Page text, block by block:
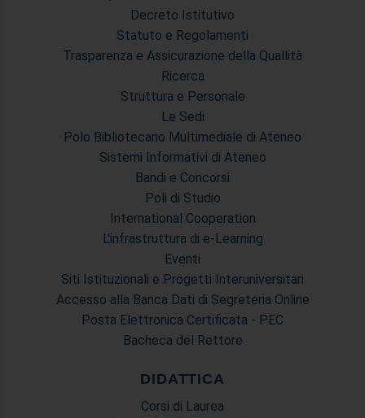
Decreto Istitutivo
Statuto e Regolamenti
Trasparenza e Assicurazione della Quallità
Ricerca
Struttura e Personale
Le Sedi
Polo Bibliotecario Multimediale di Ateneo
Sistemi Informativi di Ateneo
Bandi e Concorsi
Poli di Studio
International Cooperation
L'infrastruttura di e-Learning
Eventi
Siti Istituzionali e Progetti Interuniversitari
Accesso alla Banca Dati di Segreteria Online
Posta Elettronica Certificata - PEC
Bacheca del Rettore
DIDATTICA
Corsi di Laurea